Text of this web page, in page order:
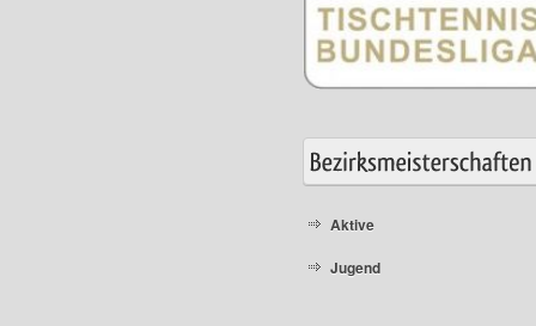
Aktive
Jugend